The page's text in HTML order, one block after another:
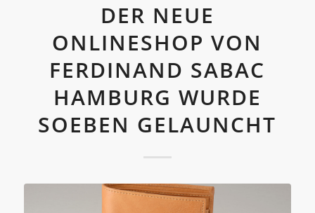
DER NEUE
ONLINESHOP VON
FERDINAND SABAC
HAMBURG WURDE
SOEBEN GELAUNCHT